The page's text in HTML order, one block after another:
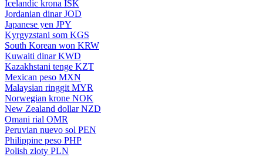
Icelandic krona ISK
Jordanian dinar JOD
Japanese yen JPY
Kyrgyzstani som KGS
South Korean won KRW
Kuwaiti dinar KWD
Kazakhstani tenge KZT
Mexican peso MXN
Malaysian ringgit MYR
Norwegian krone NOK
New Zealand dollar NZD
Omani rial OMR
Peruvian nuevo sol PEN
Philippine peso PHP
Polish zloty PLN